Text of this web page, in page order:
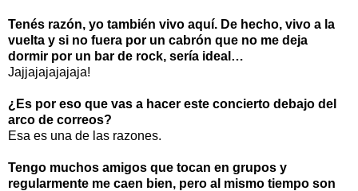
Tenés razón, yo también vivo aquí. De hecho, vivo a la
vuelta y si no fuera por un cabrón que no me deja
dormir por un bar de rock, sería ideal…
Jajjajajajajaja!
¿Es por eso que vas a hacer este concierto debajo del
arco de correos?
Esa es una de las razones.
Tengo muchos amigos que tocan en grupos y
regularmente me caen bien, pero al mismo tiempo son